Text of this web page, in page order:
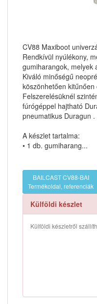
CV88 Maxiboot
Rendkívül nyúlékony,
gumiharangok, melyek
Kiváló minőségű
köszönhetően
Felszerelésüknél
fúrógéppel hajtható
pneumatikus Duragun .
A készlet tartalma:
• 1 db. gumiharang...
BAILCAST CV88-BAI
Termékoldal, referenciák
Külföldi készlet
Külföldi készletről